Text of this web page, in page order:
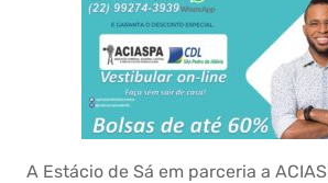
A Estácio de Sá em parceria a